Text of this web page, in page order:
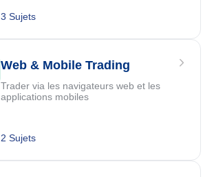
3 Sujets
Web & Mobile Trading
Trader via les navigateurs web et les
applications mobiles
2 Sujets